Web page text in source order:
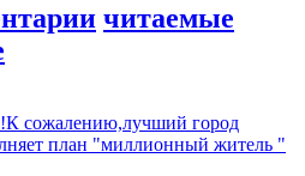
читаемые
сожалению,лучший город
план "миллионный житель "